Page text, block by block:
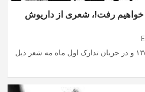
خواهیم رفت!، شعری از داریوش
در اردیبهشت سال ۱۳۵۹ و در جریان تدارک اول ماه مه شعر ذیل